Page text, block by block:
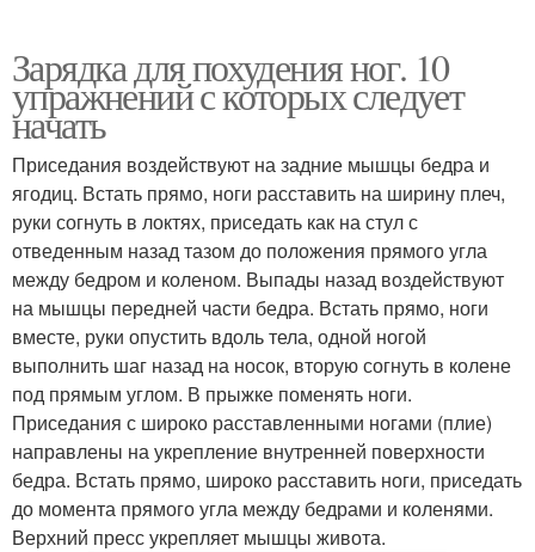
Зарядка для похудения ног. 10
упражнений с которых следует
начать
Приседания воздействуют на задние мышцы бедра и
ягодиц. Встать прямо, ноги расставить на ширину плеч,
руки согнуть в локтях, приседать как на стул с
отведенным назад тазом до положения прямого угла
между бедром и коленом. Выпады назад воздействуют
на мышцы передней части бедра. Встать прямо, ноги
вместе, руки опустить вдоль тела, одной ногой
выполнить шаг назад на носок, вторую согнуть в колене
под прямым углом. В прыжке поменять ноги.
Приседания с широко расставленными ногами (плие)
направлены на укрепление внутренней поверхности
бедра. Встать прямо, широко расставить ноги, приседать
до момента прямого угла между бедрами и коленями.
Верхний пресс укрепляет мышцы живота.